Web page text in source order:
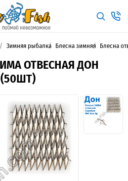
Зимняя рыбалка Блесна зимняя Блесна
ОТВЕСНАЯ ДОН